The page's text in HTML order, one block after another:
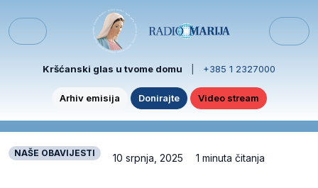
Menu
Kršćanski glas u tvome domu +385 1 2327000
Arhiv emisija Donirajte Video stream
NAŠE OBAVIJESTI 10 srpnja, 2025 1 minuta čitanja